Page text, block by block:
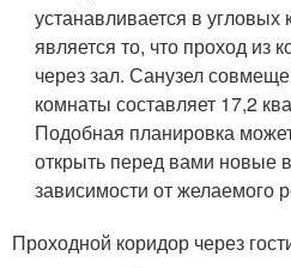
устанавливается в угловых
является то, что проход из
через зал. Санузел
комнаты составляет 17,2
Подобная планировка
открыть перед вами новые
зависимости от желаемого
Проходной коридор через